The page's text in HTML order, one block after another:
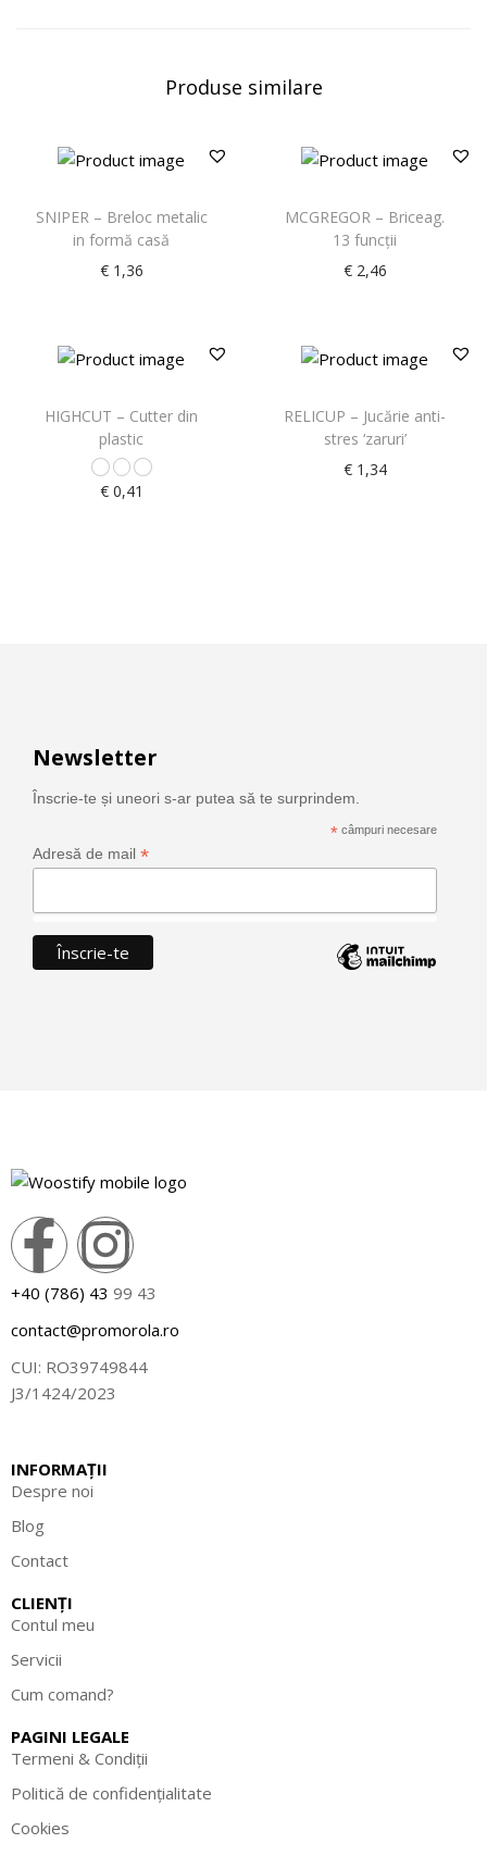
Produse similare
SNIPER – Breloc metalic
in formă casă
€1,36
MCGREGOR – Briceag.
13 funcţii
€2,46
HIGHCUT – Cutter din
plastic
€0,41
RELICUP – Jucărie anti-
stres ‘zaruri’
€1,34
Newsletter
Înscrie-te și uneori s-ar putea să te surprindem.
* câmpuri necesare
Adresă de mail *
+40 (786) 43 99 43
contact@promorola.ro
CUI: RO39749844
J3/1424/2023
INFORMAȚII
Despre noi
Blog
Contact
CLIENȚI
Contul meu
Servicii
Cum comand?
PAGINI LEGALE
Termeni & Condiții
Politică de confidențialitate
Cookies